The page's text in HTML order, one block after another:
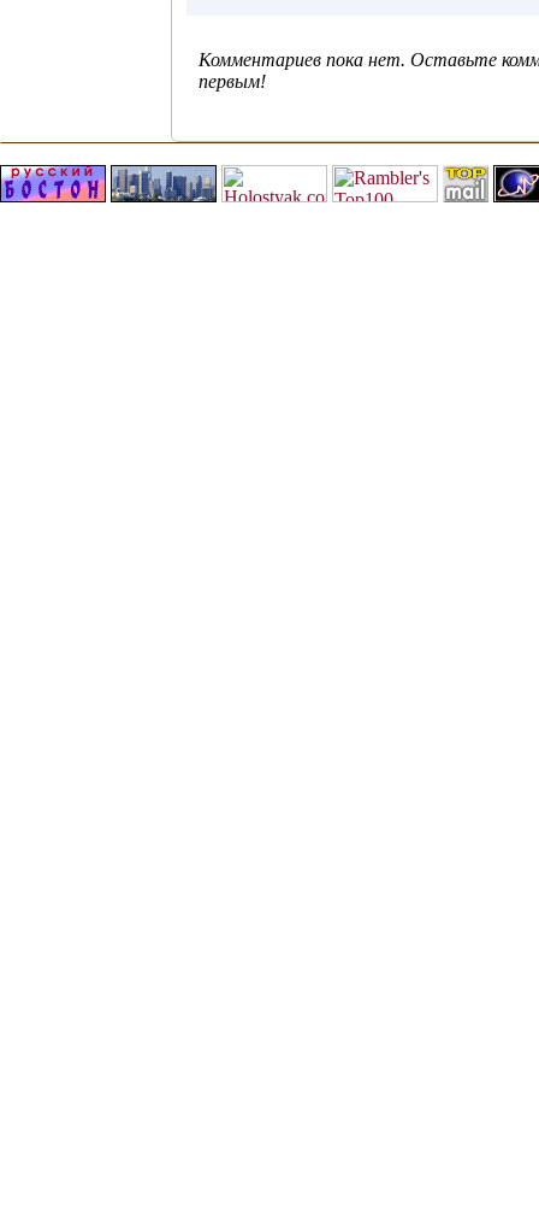
Комментариев пока нет. Оставьте
первым!